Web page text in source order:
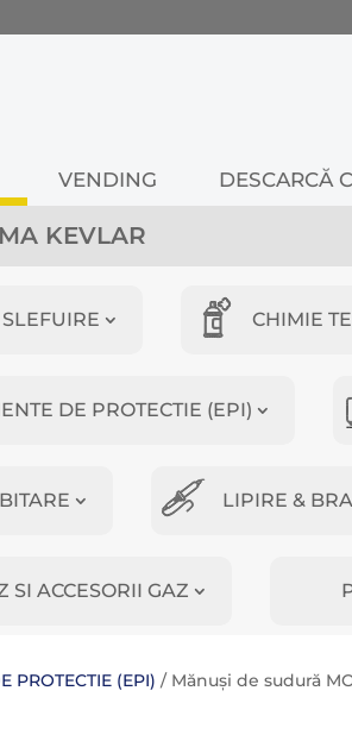
VENDING DESCARCĂ
KEVLAR
CHIMIE
DE PROTECTIE (EPI)
LIPIRE &
SI ACCESORII GAZ
PROTECTIE (EPI) / Mănuși de sudură